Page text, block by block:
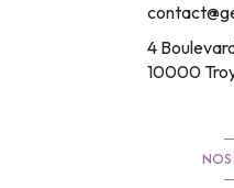
4
10000
NOS